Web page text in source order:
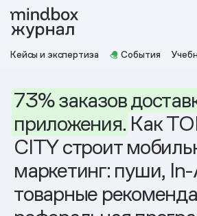
Кейсы и экспертиза События
73%заказов
приложения. Как
CITY строит
маркетинг: пуши,
товарные